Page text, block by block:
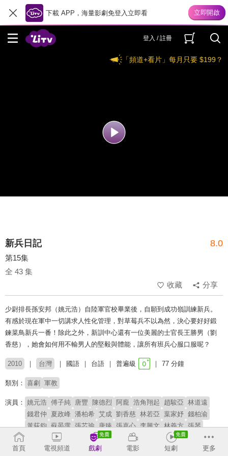
下載 APP，海量影劇免登入立即看
登入 / 註冊
「頻道+看片」每月只要 $199？
新兵日記 8.0
第15集
全 43 集
收藏
分享
少尉排長孫安邦（姚元浩）自陸軍官校畢業後，自願到成功嶺訓練新兵。
有感於現在軍中一切講求人性化管理，對草莓兵不以為然，決心要好好鍛
鍊菜鳥新兵一番！除此之外，新訓中心還有一位美麗的士官長王勝男（劉
香慈），她會如何用不輸男人的堅毅與體能，讓所有班兵心服口服呢？
2010 台灣 國語 台語 普遍級 77 分鐘
類別： 喜劇 軍教
演員： 姚元浩 傅子純 唐豐 陳德烈 阿龐 浩角翔起 趙駿亞 林道遠
錢君仲
夏政峰 潘柏希 艾成 劉香慈 林若亞 葉家妤 錢柏渝
黃荻鈞 蘇晏霈 張芯瑜 唐臻 張嘉心 李興文 林義方 張琴
陳博正(阿西)
杜詩梅 岳紅
首頁 電視頻道 戲劇 電影 短劇 更多